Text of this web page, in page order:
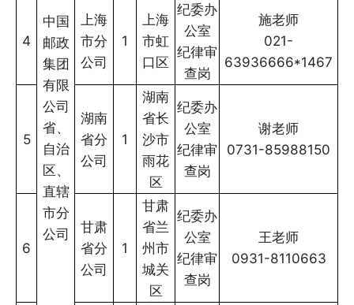
中国
邮政
集团
有限
公司
省、
自治
区、
直辖
市分
公司
4
上海
市分
公司
1
上海
市虹
口区
纪委办
公室
纪律审
查岗
施老师
021-
63936666*1467
5
湖南
省分
公司
1
湖南
省长
沙市
雨花
区
纪委办
公室
纪律审
查岗
谢老师
0731-85988150
6
甘肃
省分
公司
1
甘肃
省兰
州市
城关
区
纪委办
公室
纪律审
查岗
王老师
0931-8110663